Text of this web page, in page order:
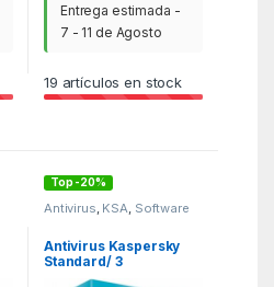
Entrega estimada -
7 - 11 de Agosto
19 artículos en stock
Top -20%
Antivirus KSA Software
Antivirus Kaspersky
Standard/ 3
Dispositivos/ 1 Año